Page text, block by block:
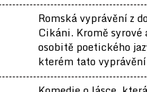
Romská vyprávění z
Cikáni. Kromě
osobitě poetického
kterém tato